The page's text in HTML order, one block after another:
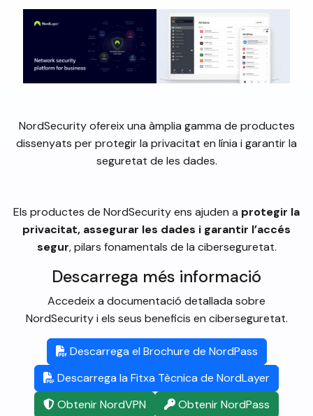
NordSecurity ofereix una àmplia gamma de productes
dissenyats per protegir la privacitat en línia i garantir la
seguretat de les dades.
Els productes de NordSecurity ens ajuden a protegir la
privacitat, assegurar les dades i garantir l’accés
segur, pilars fonamentals de la ciberseguretat.
Descarrega més informació
Accedeix a documentació detallada sobre
NordSecurity i els seus beneficis en ciberseguretat.
Descarrega el Brochure de NordPass
Descarrega la Fitxa Tècnica de NordLayer
Obtenir NordVPN
Obtenir NordPass